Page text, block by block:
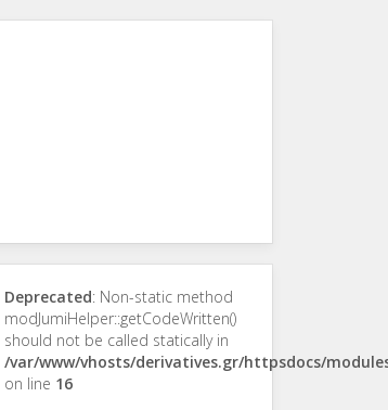
Deprecated: Non-static method
modJumiHelper::getCodeWritten()
should not be called statically in
/var/www/vhosts/derivatives.gr/httpsdocs/
on line 16